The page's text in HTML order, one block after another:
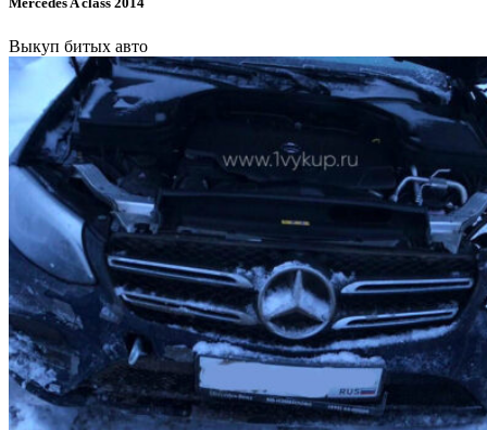
Выкуп битых авто